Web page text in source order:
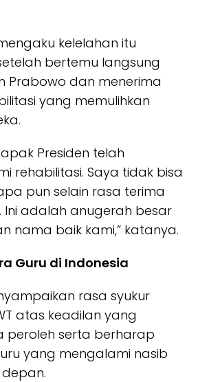
kelelahan itu
bertemu langsung
Prabowo dan menerima
yang memulihkan
Presiden telah
rehabilitasi. Saya tidak bisa
pun selain rasa terima
Ini adalah anugerah besar
nama baik kami,” katanya.
Guru di Indonesia
rasa syukur
atas keadilan yang
peroleh serta berharap
yang mengalami nasib